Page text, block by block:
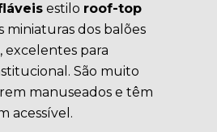
estilo roof-top
miniaturas dos balões
para
São muito
manuseados e têm
acessível.